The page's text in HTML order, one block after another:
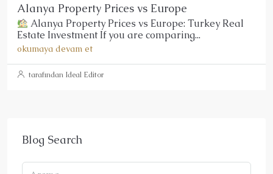
Alanya Property Prices vs Europe
Alanya Property Prices vs Europe: Turkey Real
Estate Investment If you are comparing...
okumaya devam et
tarafından Ideal Editor
Blog Search